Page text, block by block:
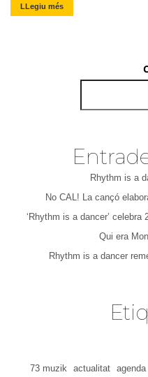
LLegiu més
Rhythm is a
No CAL! La cançó
‘Rhythm is a dancer’
Qui era
Rhythm is a dancer
73 muzik actualitat agenda